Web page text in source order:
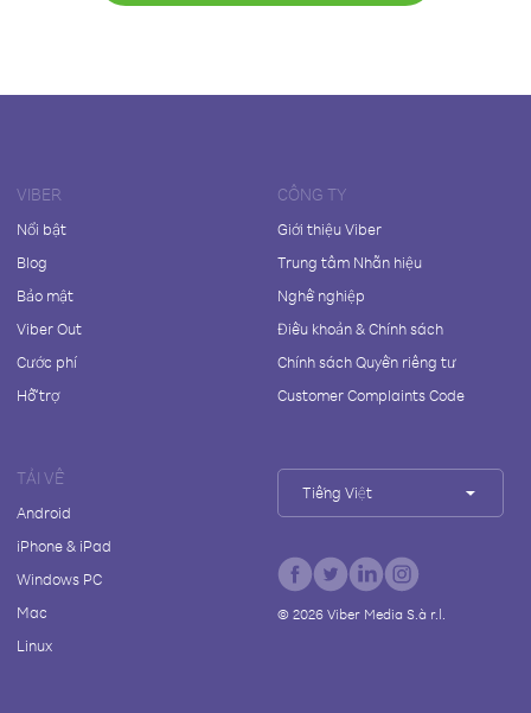
VIBER
Nổi bật
Blog
Bảo mật
Viber Out
Cước phí
Hỗ trợ
CÔNG TY
Giới thiệu Viber
Trung tâm Nhãn hiệu
Nghề nghiệp
Điều khoản & Chính sách
Chính sách Quyền riêng tư
Customer Complaints Code
TẢI VỀ
Android
iPhone & iPad
Windows PC
Mac
Linux
Tiếng Việt
© 2026Viber Media S.à r.l.